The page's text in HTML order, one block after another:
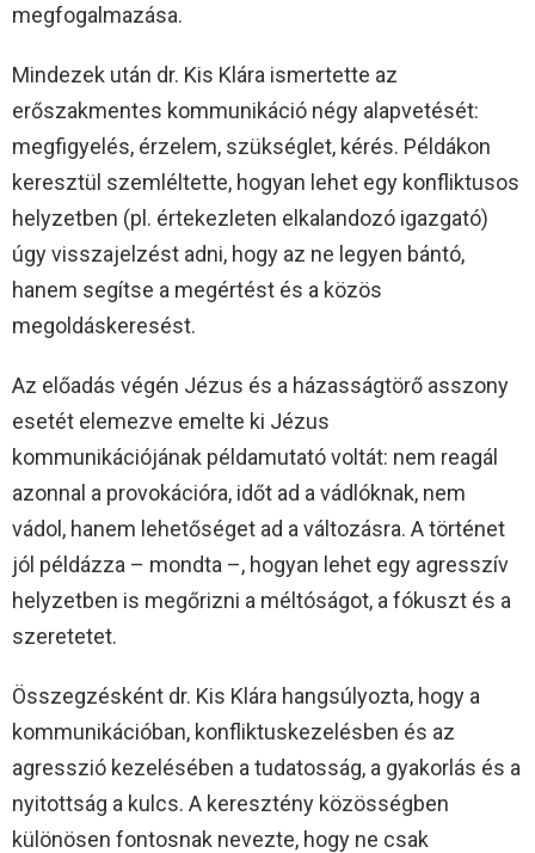
megfogalmazása.
Mindezek után dr. Kis Klára ismertette az
erőszakmentes kommunikáció négy alapvetését:
megfigyelés, érzelem, szükséglet, kérés. Példákon
keresztül szemléltette, hogyan lehet egy konfliktusos
helyzetben (pl. értekezleten elkalandozó igazgató)
úgy visszajelzést adni, hogy az ne legyen bántó,
hanem segítse a megértést és a közös
megoldáskeresést.
Az előadás végén Jézus és a házasságtörő asszony
esetét elemezve emelte ki Jézus
kommunikációjának példamutató voltát: nem reagál
azonnal a provokációra, időt ad a vádlóknak, nem
vádol, hanem lehetőséget ad a változásra. A történet
jól példázza – mondta –, hogyan lehet egy agresszív
helyzetben is megőrizni a méltóságot, a fókuszt és a
szeretetet.
Összegzésként dr. Kis Klára hangsúlyozta, hogy a
kommunikációban, konfliktuskezelésben és az
agresszió kezelésében a tudatosság, a gyakorlás és a
nyitottság a kulcs. A keresztény közösségben
különösen fontosnak nevezte, hogy ne csak